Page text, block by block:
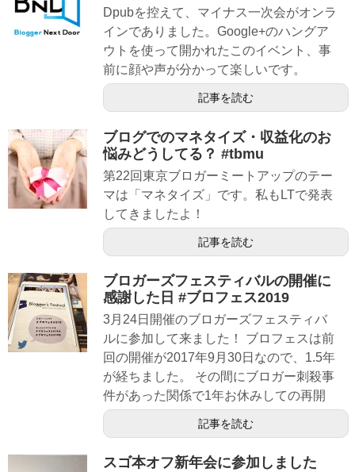
Dpubを控えて、マイナス一次会がオンラ
インでありました。Google+のハングア
ウトを使って開かれたこのイベント、事
前に顔や声が分かって楽しいです。
記事を読む
ブログでのマネタイズ・収益化のお
悩みどうしてる？ #tbmu
第22回東京ブロガーミートアップのテー
マは「マネタイズ」です。私もLTで発表
してきましたよ！
記事を読む
ブロガーズフェスティバルの開催に
感謝した日 #ブロフェス2019
3月24日開催のブロガーズフェスティバ
ルに参加して来ました！ ブロフェスは前
回の開催が2017年9月30日なので、1.5年
が経ちました。 その間にブロガー刺殺事
件があった関係で1年お休みしての再開
記事を読む
スゴ本オフ新年会に参加しました